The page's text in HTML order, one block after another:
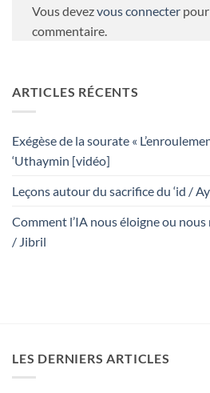
Vous devezvous connecter
commentaire.
ARTICLES RÉCENTS
Exégèse de la sourate «
‘Uthaymin [vidéo]
Leçons autour du sacrifice du ‘id /
Comment l’IA nous éloigne ou
/ Jibril
LES DERNIERS ARTICLES